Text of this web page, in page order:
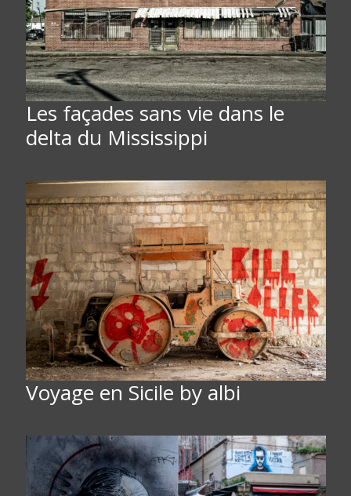
Les façades sans vie dans le
delta du Mississippi
Voyage en Sicile by albi